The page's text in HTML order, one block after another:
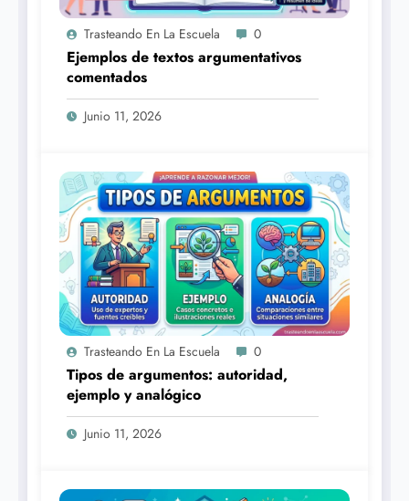
Trasteando En La Escuela 0
Ejemplos de textos argumentativos
comentados
Junio 11, 2026
Trasteando En La Escuela 0
Tipos de argumentos: autoridad,
ejemplo y analógico
Junio 11, 2026